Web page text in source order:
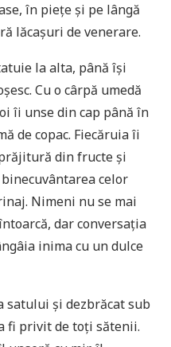
în piețe și pe lângă
lăcașuri de venerare.
la alta, până își
Cu o cârpă umedă
îi unse din cap până în
de copac. Fiecăruia îi
din fructe și
celor
Nimeni nu se mai
dar conversația
inima cu un dulce
satului și dezbrăcat sub
fi privit de toți sătenii.